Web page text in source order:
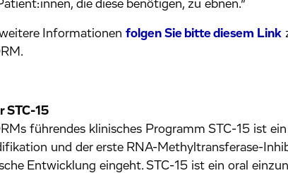
die diese benötigen, zu ebnen.”
Informationen folgen Sie bitte diesem Link
STC-15
führendes klinisches Programm STC-15 ist
und der erste RNA-Methyltransferase-
Entwicklung eingeht. STC-15 ist ein oral